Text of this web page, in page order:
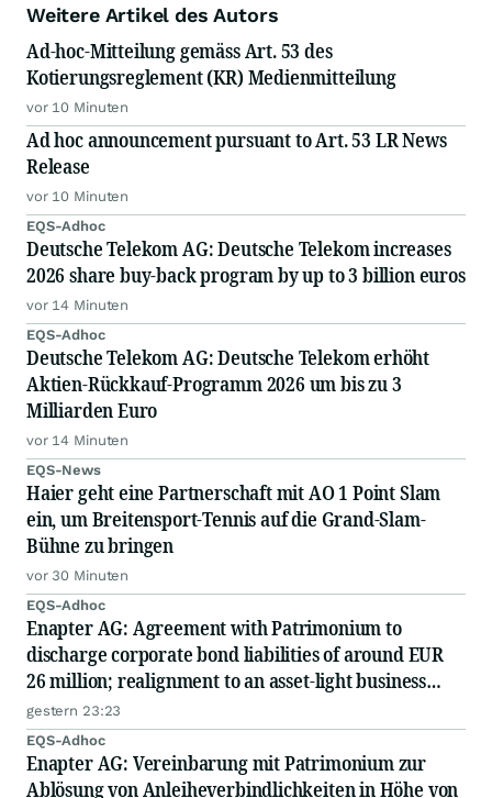
Weitere Artikel des Autors
Ad-hoc-Mitteilung gemäss Art. 53 des
Kotierungsreglement (KR) Medienmitteilung
vor 10 Minuten
Ad hoc announcement pursuant to Art. 53 LR News
Release
vor 10 Minuten
EQS-Adhoc
Deutsche Telekom AG: Deutsche Telekom increases
2026 share buy-back program by up to 3 billion euros
vor 14 Minuten
EQS-Adhoc
Deutsche Telekom AG: Deutsche Telekom erhöht
Aktien-Rückkauf-Programm 2026 um bis zu 3
Milliarden Euro
vor 14 Minuten
EQS-News
Haier geht eine Partnerschaft mit AO 1 Point Slam
ein, um Breitensport-Tennis auf die Grand-Slam-
Bühne zu bringen
vor 30 Minuten
EQS-Adhoc
Enapter AG: Agreement with Patrimonium to
discharge corporate bond liabilities of around EUR
26 million; realignment to an asset-light business
model; capital measure planned
gestern 23:23
EQS-Adhoc
Enapter AG: Vereinbarung mit Patrimonium zur
Ablösung von Anleiheverbindlichkeiten in Höhe von